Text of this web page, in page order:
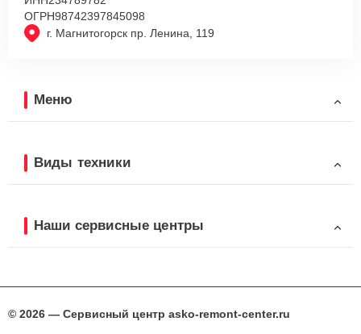
г. Магнитогорск пр. Ленина, 119
ОГРН98742397845098
Меню
Виды техники
Наши сервисные центры
© 2026 — Сервисный центр asko-remont-center.ru